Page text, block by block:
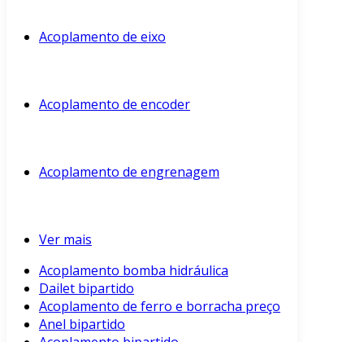
Acoplamento de eixo
Acoplamento de encoder
Acoplamento de engrenagem
Ver mais
Acoplamento bomba hidráulica
Dailet bipartido
Acoplamento de ferro e borracha preço
Anel bipartido